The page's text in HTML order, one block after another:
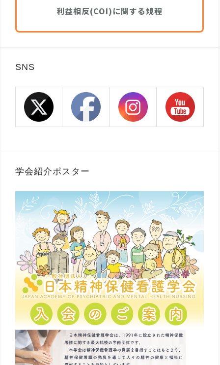
利益相反(COI)に関する規程
SNS
学会紹介ポスター